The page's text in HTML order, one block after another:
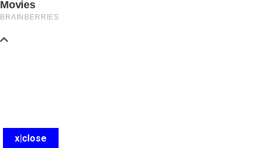
x|close